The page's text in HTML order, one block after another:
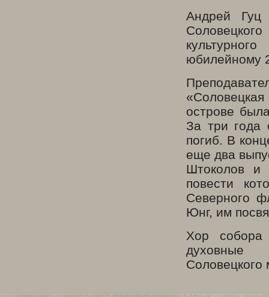
Андрей Гуц
юбилейному
острове
За три года
погиб. В
еще два
Штоколов и
повести
Северного
Юнг, им
Хор собора
Соловецкого